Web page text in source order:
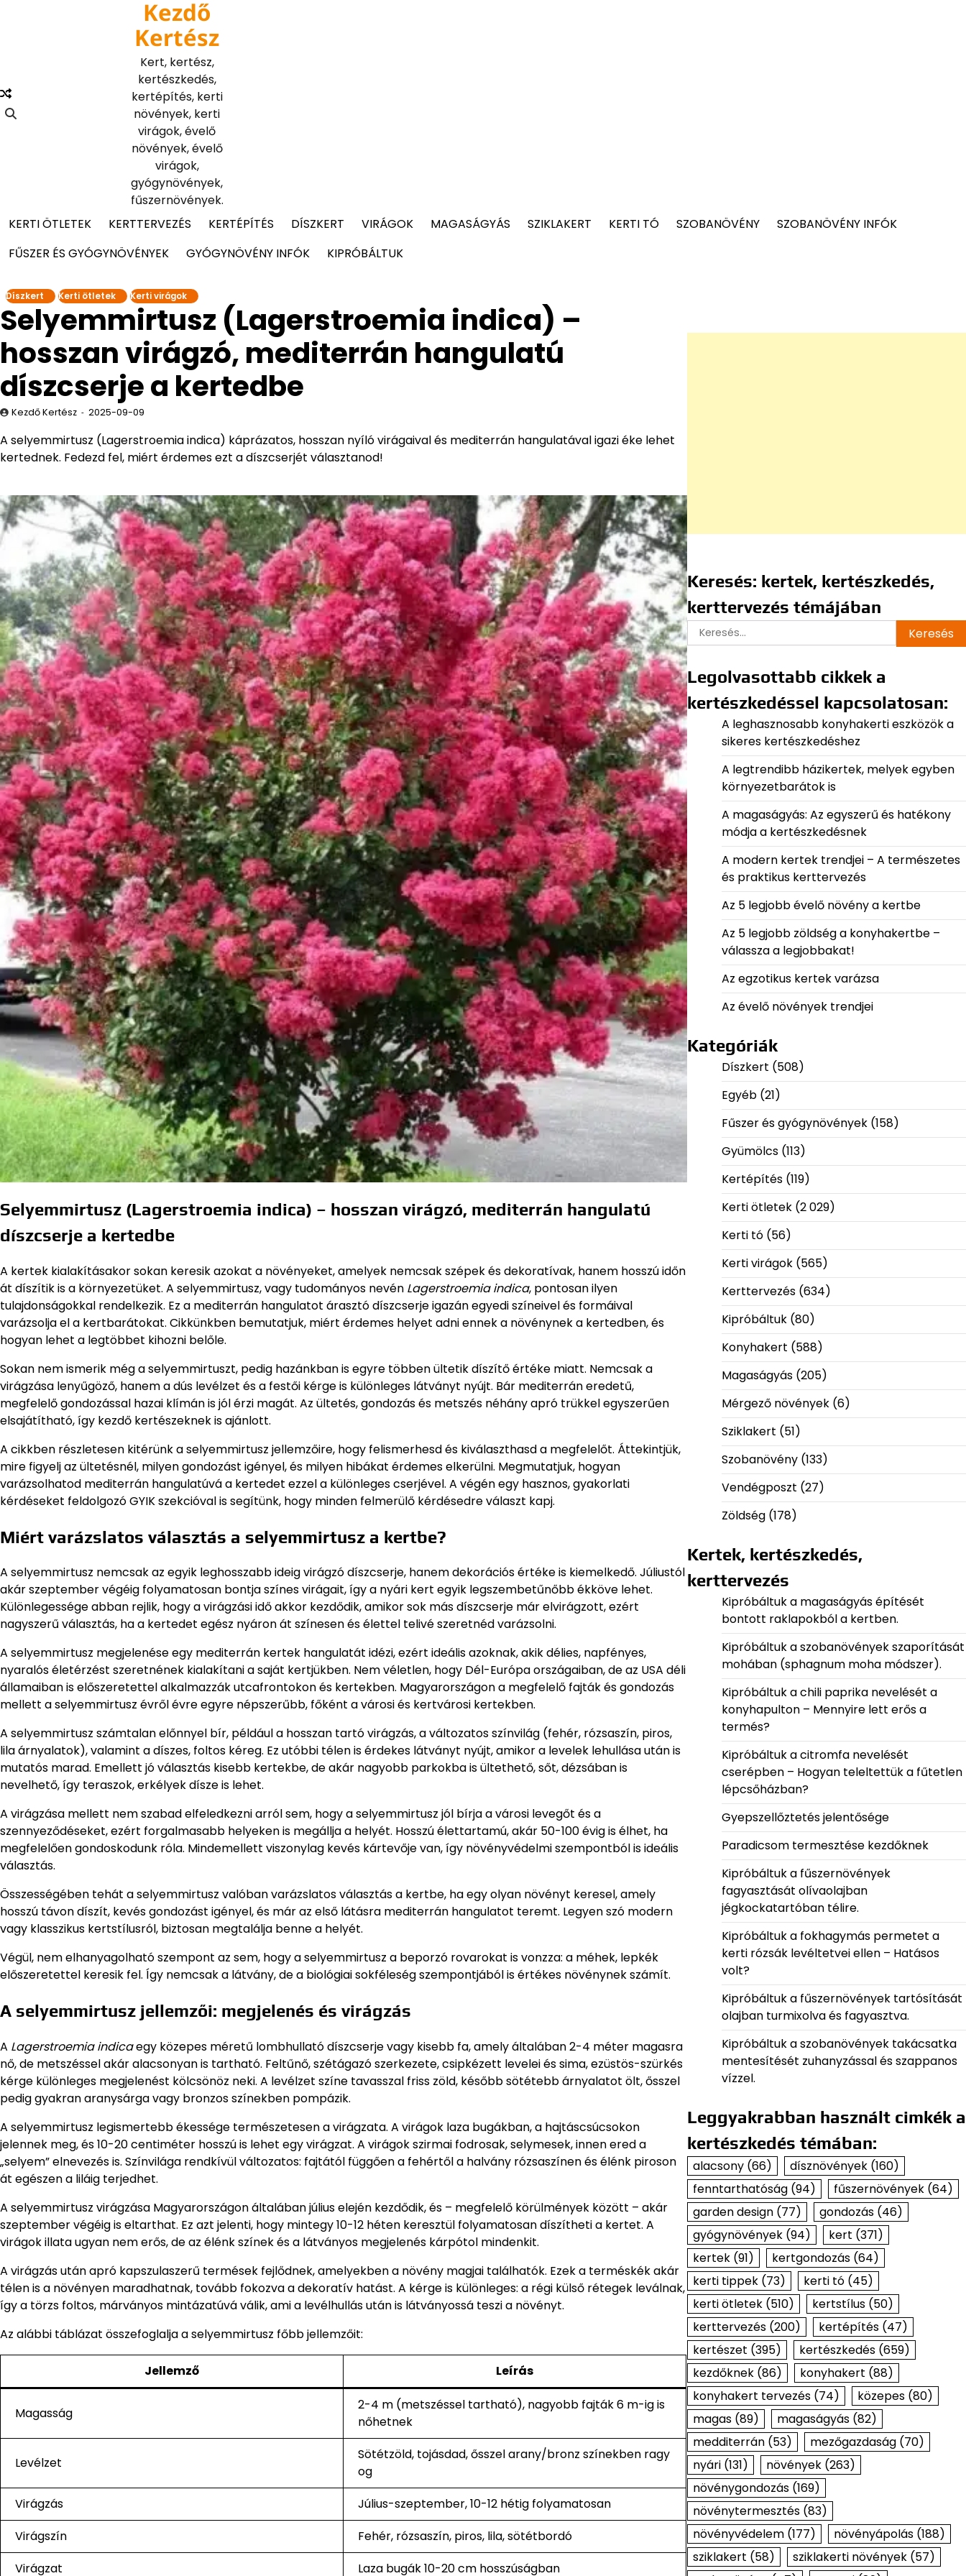
Kezdő
Kertész
Kert, kertész,
kertészkedés,
kertépítés, kerti
növények, kerti
virágok, évelő
növények, évelő
virágok,
gyógynövények,
fűszernövények.
KERTI ÖTLETEK
KERTTERVEZÉS KERTÉPÍTÉS DÍSZKERT VIRÁGOK MAGASÁGYÁS SZIKLAKERT KERTI TÓ SZOBANÖVÉNY
SZOBANÖVÉNY INFÓK
FŰSZER ÉS GYÓGYNÖVÉNYEK
GYÓGYNÖVÉNY INFÓK KIPRÓBÁLTUK
Díszkert Kerti ötletek Kerti virágok
Selyemmirtusz (Lagerstroemia indica) –
hosszan virágzó, mediterrán hangulatú
díszcserje a kertedbe
Kezdő Kertész 2025-09-09
A selyemmirtusz (Lagerstroemia indica) káprázatos, hosszan nyíló virágaival és mediterrán hangulatával igazi éke lehet
kertednek. Fedezd fel, miért érdemes ezt a díszcserjét választanod!
Selyemmirtusz (Lagerstroemia indica) – hosszan virágzó, mediterrán hangulatú
díszcserje a kertedbe
A kertek kialakításakor sokan keresik azokat a növényeket, amelyek nemcsak szépek és dekoratívak, hanem hosszú időn
át díszítik is a környezetüket. A selyemmirtusz, vagy tudományos nevén Lagerstroemia indica, pontosan ilyen
tulajdonságokkal rendelkezik. Ez a mediterrán hangulatot árasztó díszcserje igazán egyedi színeivel és formáival
varázsolja el a kertbarátokat. Cikkünkben bemutatjuk, miért érdemes helyet adni ennek a növénynek a kertedben, és
hogyan lehet a legtöbbet kihozni belőle.
Sokan nem ismerik még a selyemmirtuszt, pedig hazánkban is egyre többen ültetik díszítő értéke miatt. Nemcsak a
virágzása lenyűgöző, hanem a dús levélzet és a festői kérge is különleges látványt nyújt. Bár mediterrán eredetű,
megfelelő gondozással hazai klímán is jól érzi magát. Az ültetés, gondozás és metszés néhány apró trükkel egyszerűen
elsajátítható, így kezdő kertészeknek is ajánlott.
A cikkben részletesen kitérünk a selyemmirtusz jellemzőire, hogy felismerhesd és kiválaszthasd a megfelelőt. Áttekintjük,
mire figyelj az ültetésnél, milyen gondozást igényel, és milyen hibákat érdemes elkerülni. Megmutatjuk, hogyan
varázsolhatod mediterrán hangulatúvá a kertedet ezzel a különleges cserjével. A végén egy hasznos, gyakorlati
kérdéseket feldolgozó GYIK szekcióval is segítünk, hogy minden felmerülő kérdésedre választ kapj.
Miért varázslatos választás a selyemmirtusz a kertbe?
A selyemmirtusz nemcsak az egyik leghosszabb ideig virágzó díszcserje, hanem dekorációs értéke is kiemelkedő. Júliustól
akár szeptember végéig folyamatosan bontja színes virágait, így a nyári kert egyik legszembetűnőbb ékköve lehet.
Különlegessége abban rejlik, hogy a virágzási idő akkor kezdődik, amikor sok más díszcserje már elvirágzott, ezért
nagyszerű választás, ha a kertedet egész nyáron át színesen és élettel telivé szeretnéd varázsolni.
A selyemmirtusz megjelenése egy mediterrán kertek hangulatát idézi, ezért ideális azoknak, akik délies, napfényes,
nyaralós életérzést szeretnének kialakítani a saját kertjükben. Nem véletlen, hogy Dél-Európa országaiban, de az USA déli
államaiban is előszeretettel alkalmazzák utcafrontokon és kertekben. Magyarországon a megfelelő fajták és gondozás
mellett a selyemmirtusz évről évre egyre népszerűbb, főként a városi és kertvárosi kertekben.
A selyemmirtusz számtalan előnnyel bír, például a hosszan tartó virágzás, a változatos színvilág (fehér, rózsaszín, piros,
lila árnyalatok), valamint a díszes, foltos kéreg. Ez utóbbi télen is érdekes látványt nyújt, amikor a levelek lehullása után is
mutatós marad. Emellett jó választás kisebb kertekbe, de akár nagyobb parkokba is ültethető, sőt, dézsában is
nevelhető, így teraszok, erkélyek dísze is lehet.
A virágzása mellett nem szabad elfeledkezni arról sem, hogy a selyemmirtusz jól bírja a városi levegőt és a
szennyeződéseket, ezért forgalmasabb helyeken is megállja a helyét. Hosszú élettartamú, akár 50-100 évig is élhet, ha
megfelelően gondoskodunk róla. Mindemellett viszonylag kevés kártevője van, így növényvédelmi szempontból is ideális
választás.
Összességében tehát a selyemmirtusz valóban varázslatos választás a kertbe, ha egy olyan növényt keresel, amely
hosszú távon díszít, kevés gondozást igényel, és már az első látásra mediterrán hangulatot teremt. Legyen szó modern
vagy klasszikus kertstílusról, biztosan megtalálja benne a helyét.
Végül, nem elhanyagolható szempont az sem, hogy a selyemmirtusz a beporzó rovarokat is vonzza: a méhek, lepkék
előszeretettel keresik fel. Így nemcsak a látvány, de a biológiai sokféleség szempontjából is értékes növénynek számít.
A selyemmirtusz jellemzői: megjelenés és virágzás
A Lagerstroemia indicaegy közepes méretű lombhullató díszcserje vagy kisebb fa, amely általában 2-4 méter magasra
nő, de metszéssel akár alacsonyan is tartható. Feltűnő, szétágazó szerkezete, csipkézett levelei és sima, ezüstös-szürkés
kérge különleges megjelenést kölcsönöz neki. A levélzet színe tavasszal friss zöld, később sötétebb árnyalatot ölt, ősszel
pedig gyakran aranysárga vagy bronzos színekben pompázik.
A selyemmirtusz legismertebb ékessége természetesen a virágzata. A virágok laza bugákban, a hajtáscsúcsokon
jelennek meg, és 10-20 centiméter hosszú is lehet egy virágzat. A virágok szirmai fodrosak, selymesek, innen ered a
„selyem” elnevezés is. Színvilága rendkívül változatos: fajtától függően a fehértől a halvány rózsaszínen és élénk piroson
át egészen a liláig terjedhet.
A selyemmirtusz virágzása Magyarországon általában július elején kezdődik, és – megfelelő körülmények között – akár
szeptember végéig is eltarthat. Ez azt jelenti, hogy mintegy 10-12 héten keresztül folyamatosan díszítheti a kertet. A
virágok illata ugyan nem erős, de az élénk színek és a látványos megjelenés kárpótol mindenkit.
A virágzás után apró kapszulaszerű termések fejlődnek, amelyekben a növény magjai találhatók. Ezek a terméskék akár
télen is a növényen maradhatnak, tovább fokozva a dekoratív hatást. A kérge is különleges: a régi külső rétegek leválnak,
így a törzs foltos, márványos mintázatúvá válik, ami a levélhullás után is látványossá teszi a növényt.
Az alábbi táblázat összefoglalja a selyemmirtusz főbb jellemzőit:
Jellemző Leírás
Magasság
2-4 m (metszéssel tartható), nagyobb fajták 6 m-ig is
nőhetnek
Levélzet
Sötétzöld, tojásdad, ősszel arany/bronz színekben ragy
og
Virágzás
Július-szeptember, 10-12 hétig folyamatosan
Virágszín
Fehér, rózsaszín, piros, lila, sötétbordó
Virágzat
Laza bugák 10-20 cm hosszúságban
Keresés: kertek, kertészkedés,
kerttervezés témájában
Keresés:
Legolvasottabb cikkek a
kertészkedéssel kapcsolatosan:
A leghasznosabb konyhakerti eszközök a
sikeres kertészkedéshez
A legtrendibb házikertek, melyek egyben
környezetbarátok is
A magaságyás: Az egyszerű és hatékony
módja a kertészkedésnek
A modern kertek trendjei – A természetes
és praktikus kerttervezés
Az 5 legjobb évelő növény a kertbe
Az 5 legjobb zöldség a konyhakertbe –
válassza a legjobbakat!
Az egzotikus kertek varázsa
Az évelő növények trendjei
Kategóriák
Díszkert (508)
Egyéb(21)
Fűszer és gyógynövények(158)
Gyümölcs(113)
Kertépítés(119)
Kerti ötletek(2 029)
Kerti tó(56)
Kerti virágok(565)
Kerttervezés(634)
Kipróbáltuk(80)
Konyhakert (588)
Magaságyás(205)
Mérgező növények(6)
Sziklakert (51)
Szobanövény(133)
Vendégposzt (27)
Zöldség(178)
Kertek, kertészkedés,
kerttervezés
Kipróbáltuk a magaságyás építését
bontott raklapokból a kertben.
Kipróbáltuk a szobanövények szaporítását
mohában (sphagnum moha módszer).
Kipróbáltuk a chili paprika nevelését a
konyhapulton – Mennyire lett erős a
termés?
Kipróbáltuk a citromfa nevelését
cserépben – Hogyan teleltettük a fűtetlen
lépcsőházban?
Gyepszellőztetés jelentősége
Paradicsom termesztése kezdőknek
Kipróbáltuk a fűszernövények
fagyasztását olívaolajban
jégkockatartóban télire.
Kipróbáltuk a fokhagymás permetet a
kerti rózsák levéltetvei ellen – Hatásos
volt?
Kipróbáltuk a fűszernövények tartósítását
olajban turmixolva és fagyasztva.
Kipróbáltuk a szobanövények takácsatka
mentesítését zuhanyzással és szappanos
vízzel.
Leggyakrabban használt cimkék a
kertészkedés témában:
alacsony(66) dísznövények(160)
fenntarthatóság(94) fűszernövények(64)
garden design(77) gondozás(46)
gyógynövények(94) kert (371)
kertek(91) kertgondozás(64)
kerti tippek(73) kerti tó(45)
kerti ötletek(510) kertstílus(50)
kerttervezés(200) kertépítés(47)
kertészet (395) kertészkedés(659)
kezdőknek(86) konyhakert (88)
konyhakert tervezés(74) közepes(80)
magas(89) magaságyás(82)
medditerrán(53) mezőgazdaság(70)
nyári(131) növények(263)
növénygondozás(169)
növénytermesztés(83)
növényvédelem(177) növényápolás(188)
sziklakert (58) sziklakerti növények(57)